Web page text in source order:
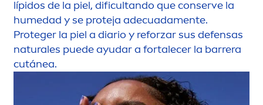
lípidos de la piel, dificultando que conserve la
humedad y se proteja adecuadamente.
Proteger la piel a diario y reforzar sus defensas
naturales puede ayudar a fortalecer la barrera
cutánea.